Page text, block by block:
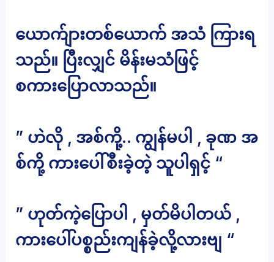
ယောက်ျားတစ်ယောက် အသံ ကြားရ
သည်။ ပြီးလျှင် မိန်းမသံဖြင့်
စကားပြောလာသည်။
” ဟဲလို , အစ်ကို့.. ကျွန်မပါ , ခုဏ အ
စ်ကို့ ကားပေါ်စီးခဲ့တဲ့ သူပါရှင့် “
” ဟုတ်ကဲ့ပြောပါ , မှတ်မိပါတယ် ,
ကားပေါ်ပစ္စည်းကျန်ခဲ့လို့လားဗျ “